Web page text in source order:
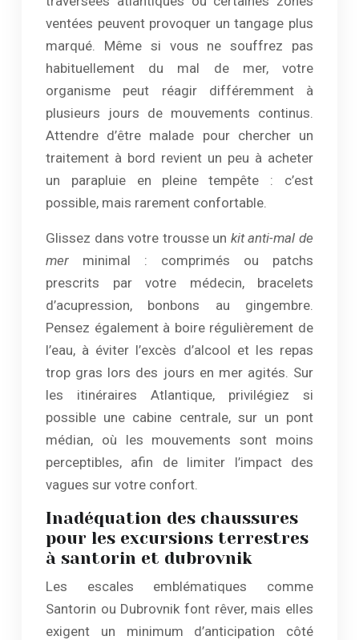
ventées peuvent provoquer un tangage plus
marqué. Même si vous ne souffrez pas
habituellement du mal de mer, votre
organisme peut réagir différemment à
plusieurs jours de mouvements continus.
Attendre d’être malade pour chercher un
traitement à bord revient un peu à acheter
un parapluie en pleine tempête : c’est
possible, mais rarement confortable.
Glissez dans votre trousse un kit anti-mal de
mer minimal : comprimés ou patchs
prescrits par votre médecin, bracelets
d’acupression, bonbons au gingembre.
Pensez également à boire régulièrement de
l’eau, à éviter l’excès d’alcool et les repas
trop gras lors des jours en mer agités. Sur
les itinéraires Atlantique, privilégiez si
possible une cabine centrale, sur un pont
médian, où les mouvements sont moins
perceptibles, afin de limiter l’impact des
vagues sur votre confort.
Inadéquation des chaussures
pour les excursions terrestres
à santorin et dubrovnik
Les escales emblématiques comme
Santorin ou Dubrovnik font rêver, mais elles
exigent un minimum d’anticipation côté